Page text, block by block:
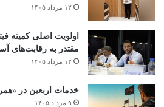
۱۲ مرداد ۱۴۰۵
اولویت اصلی کمیته
مقتدر به رقابت‌های
۱۲ مرداد ۱۴۰۵
خدمات اربعین در
۹ مرداد ۱۴۰۵